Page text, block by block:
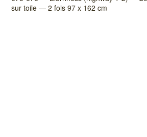
sur toile — 2 fois 97 x 162 cm